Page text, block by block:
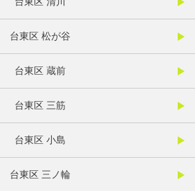
台東区 松が谷
台東区 蔵前
台東区 三筋
台東区 小島
台東区 三ノ輪